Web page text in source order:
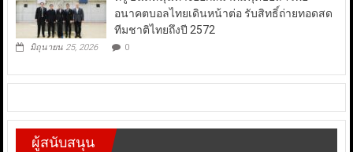
อนาคตบอลไทยเดินหน้าต่อ รับสิทธิ์ถ่ายทอดสด
ทีมชาติไทยถึงปี 2572
มิถุนายน 25, 2026 0
ผู้สนับสนุน